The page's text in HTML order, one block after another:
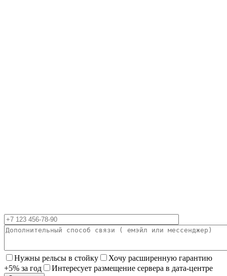
Нужны рельсы в стойку
Хочу расширенную гарантию
+5% за год
Интересует размещение сервера в дата-центре